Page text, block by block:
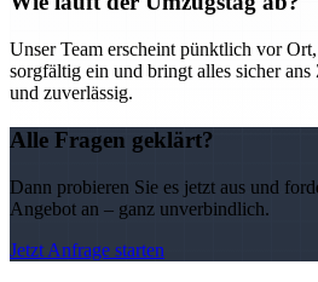
Unser Team erscheint pünktlich vor
sorgfältig ein und bringt alles sicher
und zuverlässig.
Alle Fragen geklärt?
Dann probieren Sie es jetzt aus und
Angebot an – ganz unverbindlich.
Jetzt Anfrage starten